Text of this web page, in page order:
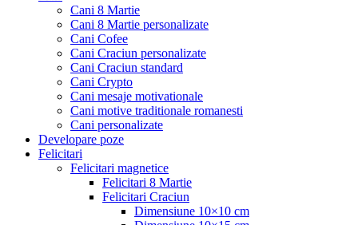
Cani 8 Martie
Cani 8 Martie personalizate
Cani Cofee
Cani Craciun personalizate
Cani Craciun standard
Cani Crypto
Cani mesaje motivationale
Cani motive traditionale romanesti
Cani personalizate
Developare poze
Felicitari
Felicitari magnetice
Felicitari 8 Martie
Felicitari Craciun
Dimensiune 10×10 cm